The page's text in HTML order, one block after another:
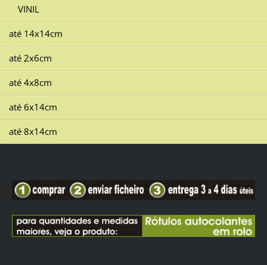
VINIL
até 14x14cm
até 2x6cm
até 4x8cm
até 6x14cm
até 8x14cm